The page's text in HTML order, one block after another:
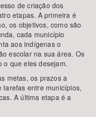
de criação dos
etapas. A primeira é
os objetivos, como são
cada município
aos indígenas o
escolar na sua área. Os
o que eles desejam.
metas, os prazos a
tarefas entre municípios,
A última etapa é a